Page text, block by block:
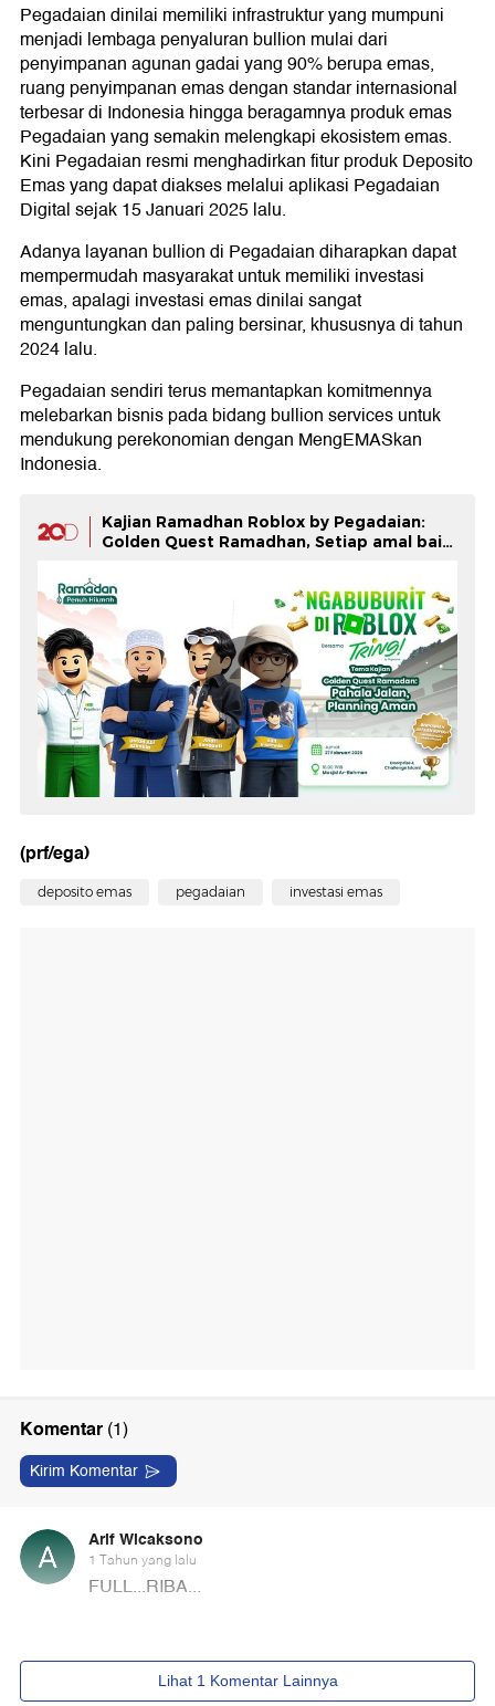
Pegadaian dinilai memiliki infrastruktur yang mumpuni
menjadi lembaga penyaluran bullion mulai dari
penyimpanan agunan gadai yang 90% berupa emas,
ruang penyimpanan emas dengan standar internasional
terbesar di Indonesia hingga beragamnya produk emas
Pegadaian yang semakin melengkapi ekosistem emas.
Kini Pegadaian resmi menghadirkan fitur produk Deposito
Emas yang dapat diakses melalui aplikasi Pegadaian
Digital sejak 15 Januari 2025 lalu.
Adanya layanan bullion di Pegadaian diharapkan dapat
mempermudah masyarakat untuk memiliki investasi
emas, apalagi investasi emas dinilai sangat
menguntungkan dan paling bersinar, khususnya di tahun
2024 lalu.
Pegadaian sendiri terus memantapkan komitmennya
melebarkan bisnis pada bidang bullion services untuk
mendukung perekonomian dengan MengEMASkan
Indonesia.
Kajian Ramadhan Roblox by Pegadaian:
Golden Quest Ramadhan, Setiap amal baik
coin" untuk masa depan.
(prf/ega)
deposito emas pegadaian investasi emas